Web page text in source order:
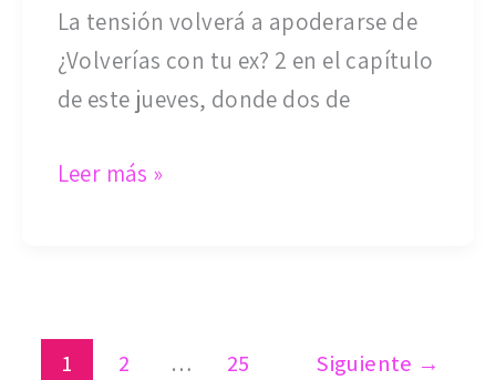
La tensión volverá a apoderarse de
¿Volverías con tu ex? 2 en el capítulo
de este jueves, donde dos de
Nicolás
Solabarrieta
explota
actividad
Leer más »
1 2 … 25 Siguiente →